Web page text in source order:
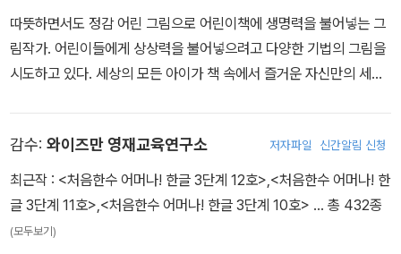
따뜻하면서도 정감 어린 그림으로 어린이책에 생명력을 불어넣는 그
림작가. 어린이들에게 상상력을 불어넣으려고 다양한 기법의 그림을
시도하고 있다. 세상의 모든 아이가 책 속에서 즐거운 자신만의 세계
로』, 『아기 까치의 우산』 등이 있다.
감수: 와이즈만 영재교육연구소 저자파일 신간알림 신청
최근작 : <처음한수 어머나! 한글 3단계 12호>,<처음한수 어머나! 한
글 3단계 11호>,<처음한수 어머나! 한글 3단계 10호> … 총 432종
(모두보기)